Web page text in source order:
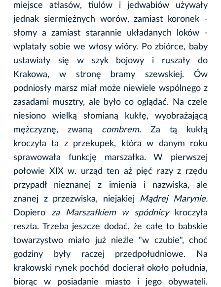
miejsce atłasów, tiulów i jedwabiów używały
jednak siermiężnych worów, zamiast koronek -
słomy a zamiast starannie układanych loków -
wplatały sobie we włosy wióry. Po zbiórce, baby
ustawiały się w szyk bojowy i ruszały do
Krakowa, w stronę bramy szewskiej. Ów
podniosły marsz miał może niewiele wspólnego z
zasadami musztry, ale było co oglądać. Na czele
niesiono wielką słomianą kukłę, wyobrażającą
mężczyznę, zwaną combrem. Za tą kukłą
kroczyła ta z przekupek, która w danym roku
sprawowała funkcję marszałka. W pierwszej
połowie XIX w. urząd ten aż pięć razy z rzędu
przypadł nieznanej z imienia i nazwiska, ale
znanej z przezwiska, niejakiej Mądrej Marynie.
Dopiero za Marszałkiem w spódnicy
kroczyła
reszta. Trzeba jeszcze dodać, że całe to babskie
towarzystwo miało już nieźle "w czubie", choć
godziny były raczej przedpołudniowe. Na
krakowski rynek pochód docierał około południa,
biorąc w posiadanie miasto i jego obywateli.